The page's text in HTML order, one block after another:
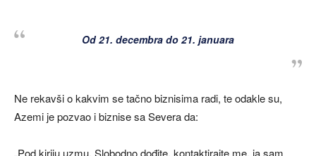
Od 21. decembra do 21. januara
Ne rekavši o kakvim se tačno biznisima radi, te odakle su,
Azemi je pozvao i biznise sa Severa da:
„Pod kiriju uzmu. Slobodno dođite, kontaktirajte me, ja sam